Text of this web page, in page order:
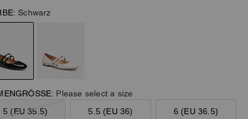
Schwarz
Please select a size
5 (EU 35.5)
5.5 (EU 36) 6 (EU 36.5)